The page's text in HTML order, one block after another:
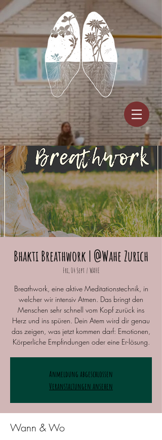
Bhakti Breathwork | @Wahe Zurich
Fri, 04 Sept
  |
WAHE
Breathwork, eine aktive Meditationstechnik, in
welcher wir intensiv Atmen. Das bringt den
Menschen sehr schnell vom Kopf zurück ins
Herz und ins spüren. Dein Atem wird dir genau
das zeigen, was jetzt kommen darf: Emotionen,
Körperliche Empfindungen oder eine Er-lösung.
Anmeldung abgeschlossen
Veranstaltungen ansehen
Wann & Wo